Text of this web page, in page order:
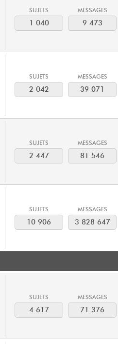
SUJETS
1 040
MESSAGES
9 473
SUJETS
2 042
MESSAGES
39 071
SUJETS
2 447
MESSAGES
81 546
SUJETS
10 906
MESSAGES
3 828 647
SUJETS
4 617
MESSAGES
71 376